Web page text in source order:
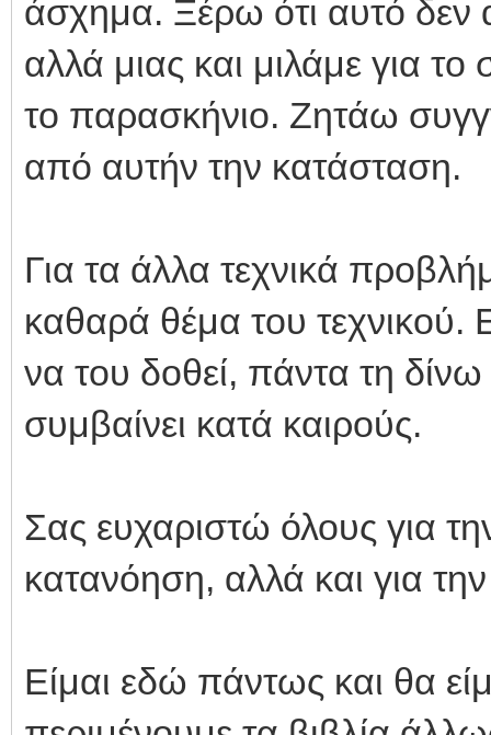
άσχημα. Ξέρω ότι αυτό
αλλά μιας και μιλάμε για το
το παρασκήνιο. Ζητάω
από αυτήν την κατάσταση.
Για τα άλλα τεχνικά
καθαρά θέμα του τεχνικού.
να του δοθεί, πάντα τη
συμβαίνει κατά καιρούς.
Σας ευχαριστώ όλους για
κατανόηση, αλλά και για
Είμαι εδώ πάντως και θα